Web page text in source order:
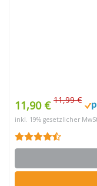
11,90 € 11,99 €
inkl. 19% gesetzlicher